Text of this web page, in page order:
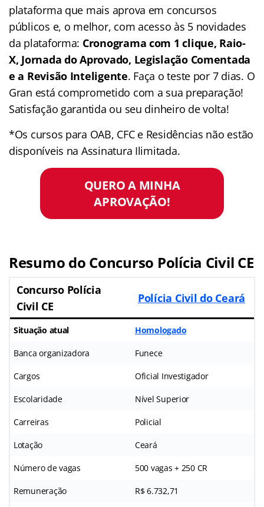
plataforma que mais aprova em concursos
públicos e, o melhor, com acesso às 5 novidades
da plataforma: Cronograma com 1 clique, Raio-
X, Jornada do Aprovado, Legislação Comentada
e a Revisão Inteligente. Faça o teste por 7 dias. O
Gran está comprometido com a sua preparação!
Satisfação garantida ou seu dinheiro de volta!
*Os cursos para OAB, CFC e Residências não estão
disponíveis na Assinatura Ilimitada.
QUERO A MINHA
APROVAÇÃO!
Resumo do Concurso Polícia Civil CE
Concurso Polícia
Civil CE
Polícia Civil do Ceará
Situação atual Homologado
Banca organizadora Funece
Cargos Oficial Investigador
Escolaridade Nível Superior
Carreiras Policial
Lotação Ceará
Número de vagas 500 vagas + 250 CR
Remuneração R$ 6.732,71